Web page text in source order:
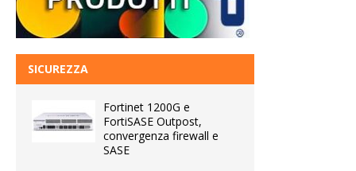
SICUREZZA
Fortinet 1200G e
FortiSASE Outpost,
convergenza firewall e
SASE